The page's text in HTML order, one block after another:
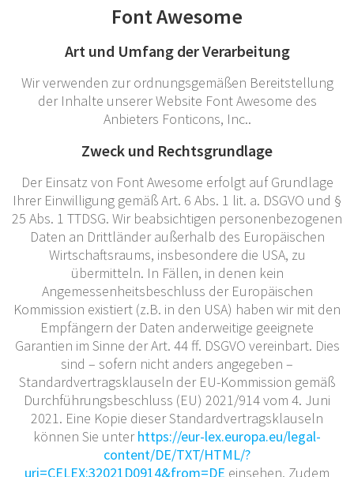
Font Awesome
Art und Umfang der Verarbeitung
Wir verwenden zur ordnungsgemäßen Bereitstellung
der Inhalte unserer Website Font Awesome des
Anbieters Fonticons, Inc..
Zweck und Rechtsgrundlage
Der Einsatz von Font Awesome erfolgt auf Grundlage
Ihrer Einwilligung gemäß Art. 6 Abs. 1 lit. a. DSGVO und §
25 Abs. 1 TTDSG. Wir beabsichtigen personenbezogenen
Daten an Drittländer außerhalb des Europäischen
Wirtschaftsraums, insbesondere die USA, zu
übermitteln. In Fällen, in denen kein
Angemessenheitsbeschluss der Europäischen
Kommission existiert (z.B. in den USA) haben wir mit den
Empfängern der Daten anderweitige geeignete
Garantien im Sinne der Art. 44 ff. DSGVO vereinbart. Dies
sind – sofern nicht anders angegeben –
Standardvertragsklauseln der EU-Kommission gemäß
Durchführungsbeschluss (EU) 2021/914 vom 4. Juni
2021. Eine Kopie dieser Standardvertragsklauseln
können Sie unterhttps://eur-lex.europa.eu/legal-
content/DE/TXT/HTML/?
uri=CELEX:32021D0914&from=DE einsehen. Zudem